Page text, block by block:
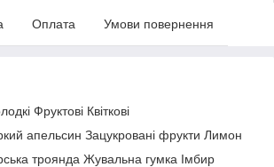
Оплата Умови повернення
Фруктові Квіткові
апельсин Зацукровані фрукти Лимон
троянда Жувальна гумка Імбир